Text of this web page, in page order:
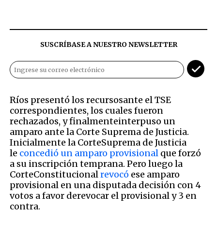
SUSCRÍBASE A NUESTRO NEWSLETTER
Ríos presentó los recursosante el TSE
correspondientes, los cuales fueron
rechazados, y finalmenteinterpuso un
amparo ante la Corte Suprema de Justicia.
Inicialmente la CorteSuprema de Justicia
le concedió un amparo provisional que forzó
a su inscripción temprana. Pero luego la
CorteConstitucionalrevocó ese amparo
provisional en una disputada decisión con 4
votos a favor derevocar el provisional y 3 en
contra.